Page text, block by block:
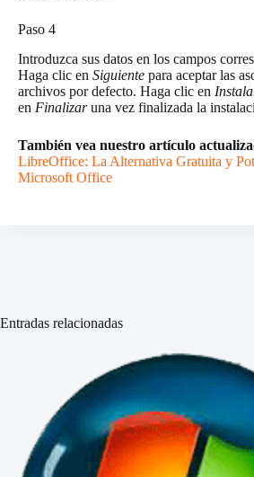
Paso 4
Introduzca sus datos en los campos
Haga clic en Siguiente para aceptar las
archivos por defecto. Haga clic en
en Finalizaruna vez finalizada la
También vea nuestro artículo
LibreOffice: La Alternativa Gratuita y
Microsoft Office
Entradas relacionadas